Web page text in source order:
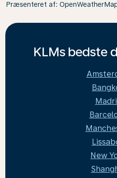
Præsenteret af:
KLMs bedste
New